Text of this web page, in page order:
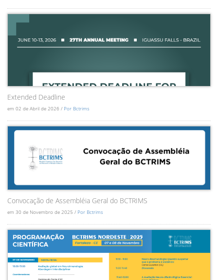
Extended Deadline
em 02 de Abril de 2026 / Por Bctrims
Convocação de Assembléia Geral do BCTRIMS
em 30 de Novembro de 2025 / Por Bctrims